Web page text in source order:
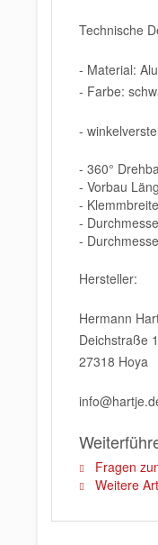
Technische
- Material:
- Farbe:
-
- 360°
- Vorbau
-
-
-
Hersteller:
Hermann
Deichstraße
27318 Hoya
Fragen
Weitere